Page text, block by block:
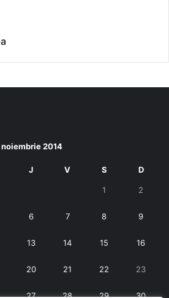
noiembrie 2014
J V S D
1 2
6 7 8 9
13 14 15 16
20 21 22 23
27 28 29 30